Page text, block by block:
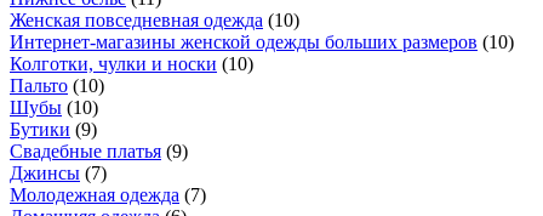
Женская повседневная одежда (10)
Интернет-магазины женской одежды больших размеров (10)
Колготки, чулки и носки (10)
Пальто (10)
Шубы (10)
Бутики (9)
Свадебные платья (9)
Джинсы (7)
Молодежная одежда (7)